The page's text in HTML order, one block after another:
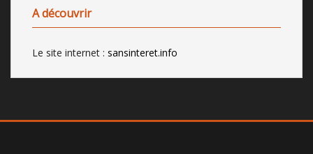
A découvrir
Le site internet : sansinteret.info